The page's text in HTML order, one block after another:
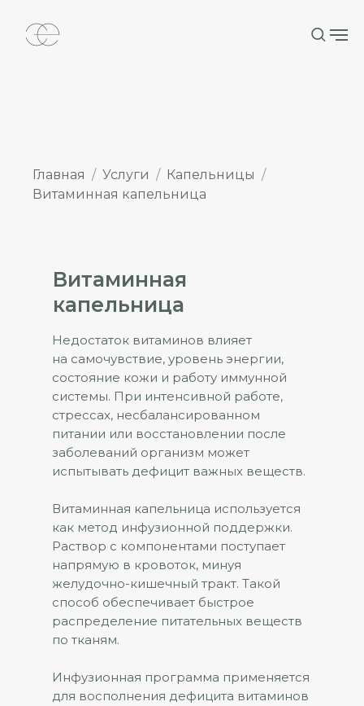
Главная Услуги
Капельницы
Витаминная капельница
Витаминная
капельница
Недостаток витаминов влияет
на самочувствие, уровень энергии,
состояние кожи и работу иммунной
системы. При интенсивной работе,
стрессах, несбалансированном
питании или восстановлении после
заболеваний организм может
испытывать дефицит важных веществ.
Витаминная капельница используется
как метод инфузионной поддержки.
Раствор с компонентами поступает
напрямую в кровоток, минуя
желудочно-кишечный тракт. Такой
способ обеспечивает быстрое
распределение питательных веществ
по тканям.
Инфузионная программа применяется
для восполнения дефицита витаминов